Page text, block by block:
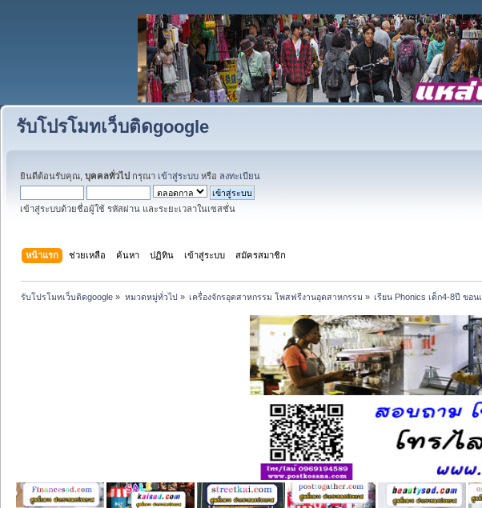
รับโปรโมทเว็บติดgoogle
ยินดีต้อนรับคุณ, บุคคลทั่วไป กรุณา เข้าสู่ระบบ หรือ ลงทะเบียน
เข้าสู่ระบบด้วยชื่อผู้ใช้ รหัสผ่าน และระยะเวลาในเซสชั่น
หน้าแรก ช่วยเหลือ ค้นหา ปฏิทิน เข้าสู่ระบบ สมัครสมาชิก
รับโปรโมทเว็บติดgoogle » หมวดหมู่ทั่วไป» เครื่องจักรอุตสาหกรรม โพสฟรีงานอุตสาหกรรม » เรียน Phonics เด็ก4-8ปี ขอน